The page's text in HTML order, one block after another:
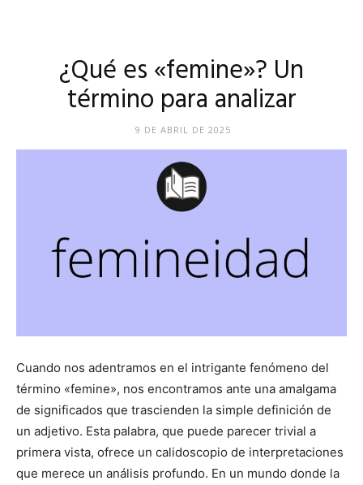
¿Qué es «femine»? Un
término para analizar
9 DE ABRIL DE 2025
Cuando nos adentramos en el intrigante fenómeno del
término «femine», nos encontramos ante una amalgama
de significados que trascienden la simple definición de
un adjetivo. Esta palabra, que puede parecer trivial a
primera vista, ofrece un calidoscopio de interpretaciones
que merece un análisis profundo. En un mundo donde la